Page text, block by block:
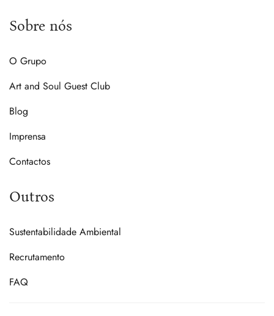
Sobre nós
O Grupo
Art and Soul Guest Club
Blog
Imprensa
Contactos
Outros
Sustentabilidade Ambiental
Recrutamento
FAQ